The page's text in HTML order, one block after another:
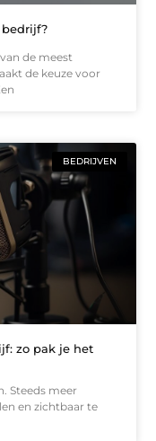
de meest
de keuze voor
BEDRIJVEN
zo pak je het
Steeds meer
en zichtbaar te